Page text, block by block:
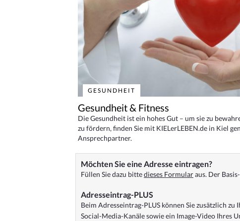
GESUNDHEIT
Gesundheit & Fitness
Die Gesundheit ist ein hohes Gut – um sie zu
zu fördern, finden Sie mit KIELerLEBEN.de in Kiel
Ansprechpartner.
Möchten Sie eine Adresse eintragen?
Füllen Sie dazu bittedieses Formularaus. Der
Adresseintrag-PLUS
Beim Adresseintrag-PLUS können Sie zusätzlich
Social-Media-Kanäle sowie ein Image-Video Ihres